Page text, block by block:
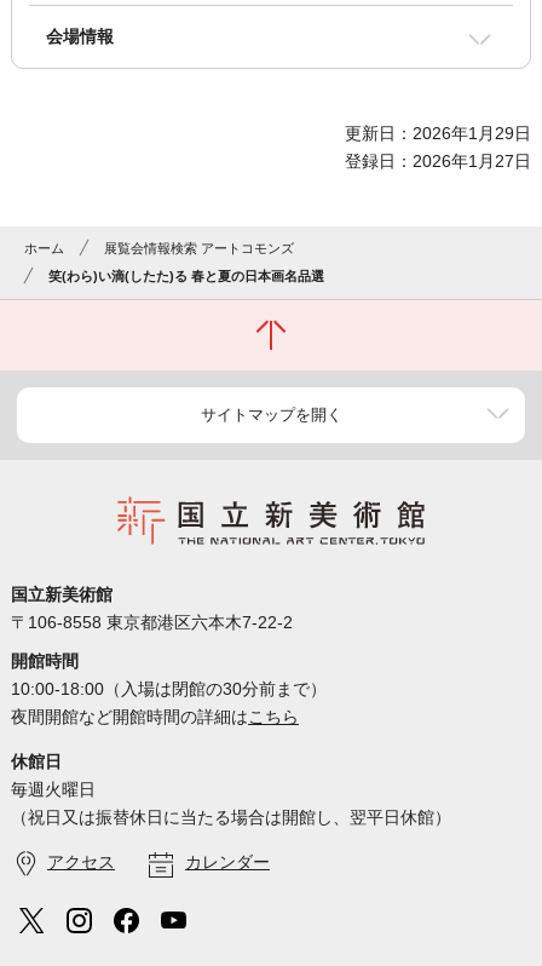
会場情報
更新日：2026年1月29日
登録日：2026年1月27日
ホーム
展覧会情報検索 アートコモンズ
笑(わら)い滴(したた)る 春と夏の日本画名品選
サイトマップを開く
国立新美術館
〒106-8558 東京都港区六本木7-22-2
開館時間
10:00-18:00（入場は閉館の30分前まで）
夜間開館など開館時間の詳細はこちら
休館日
毎週火曜日
（祝日又は振替休日に当たる場合は開館し、翌平日休館）
アクセス カレンダー